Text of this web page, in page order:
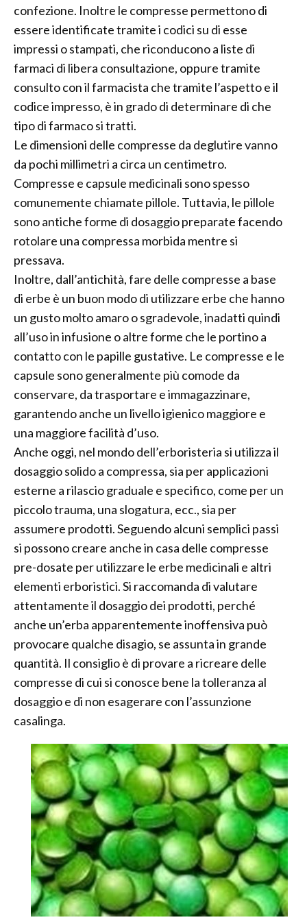
confezione. Inoltre le compresse permettono di
essere identificate tramite i codici su di esse
impressi o stampati, che riconducono a liste di
farmaci di libera consultazione, oppure tramite
consulto con il farmacista che tramite l’aspetto e il
codice impresso, è in grado di determinare di che
tipo di farmaco si tratti.
Le dimensioni delle compresse da deglutire vanno
da pochi millimetri a circa un centimetro.
Compresse e capsule medicinali sono spesso
comunemente chiamate pillole. Tuttavia, le pillole
sono antiche forme di dosaggio preparate facendo
rotolare una compressa morbida mentre si
pressava.
Inoltre, dall’antichità, fare delle compresse a base
di erbe è un buon modo di utilizzare erbe che hanno
un gusto molto amaro o sgradevole, inadatti quindi
all’uso in infusione o altre forme che le portino a
contatto con le papille gustative. Le compresse e le
capsule sono generalmente più comode da
conservare, da trasportare e immagazzinare,
garantendo anche un livello igienico maggiore e
una maggiore facilità d’uso.
Anche oggi, nel mondo dell’erboristeria si utilizza il
dosaggio solido a compressa, sia per applicazioni
esterne a rilascio graduale e specifico, come per un
piccolo trauma, una slogatura, ecc., sia per
assumere prodotti. Seguendo alcuni semplici passi
si possono creare anche in casa delle compresse
pre-dosate per utilizzare le erbe medicinali e altri
elementi erboristici. Si raccomanda di valutare
attentamente il dosaggio dei prodotti, perché
anche un’erba apparentemente inoffensiva può
provocare qualche disagio, se assunta in grande
quantità. Il consiglio è di provare a ricreare delle
compresse di cui si conosce bene la tolleranza al
dosaggio e di non esagerare con l’assunzione
casalinga.